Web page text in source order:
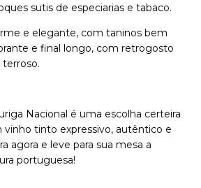
sutis de especiarias e tabaco.
e elegante, com taninos bem
e final longo, com retrogosto
Nacional é uma escolha certeira
vinho tinto expressivo, autêntico e
agora e leve para sua mesa a
portuguesa!